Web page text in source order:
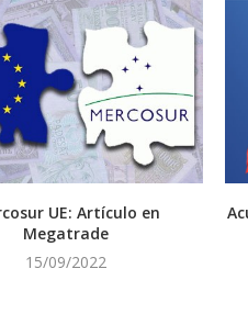
UE: Artículo en
Megatrade
15/09/2022